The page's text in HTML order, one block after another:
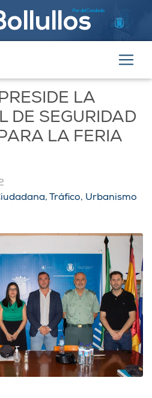
Par del Condado
LA
DE SEGURIDAD
LA FERIA
Tráfico, Urbanismo